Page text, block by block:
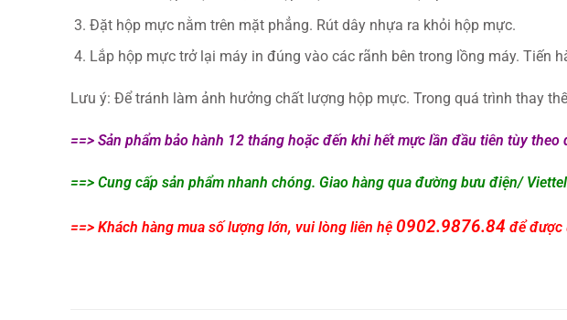
Đặt hộp mực nằm trên mặt phẳng. Rút dây nhựa ra khỏi hộp mực.
Lắp hộp mực trở lại máy in đúng vào các rãnh bên trong lồng máy. Tiến
Lưu ý: Để tránh làm ảnh hưởng chất lượng hộp mực. Trong quá trình thay
==> Sản phẩm bảo hành 12 tháng hoặc đến khi hết mực lần đầu tiên tùy
==> Cung cấp sản phẩm nhanh chóng. Giao hàng qua đường bưu điện/
==> Khách hàng mua số lượng lớn, vui lòng liên hệ 0902.9876.84 để được